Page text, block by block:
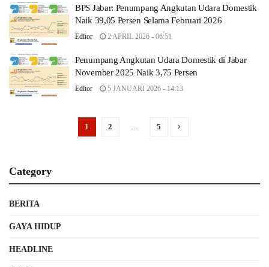
BPS Jabar: Penumpang Angkutan Udara Domestik
Naik 39,05 Persen Selama Februari 2026
Editor 2 APRIL 2026 - 06:51
Penumpang Angkutan Udara Domestik di Jabar
November 2025 Naik 3,75 Persen
Editor 5 JANUARI 2026 - 14:13
1 2 … 5
Category
BERITA
GAYA HIDUP
HEADLINE